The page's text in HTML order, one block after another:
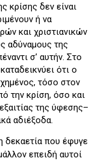
κρίσης δεν είναι
ή να
και χριστιανικών
αδύναμους της
σ’ αυτήν. Στο
καταδεικνύει ότι ο
τόσο στον
την κρίση, όσο και
της ύφεσης–
αδιέξοδα.
δεκαετία που έφυγε
επειδή αυτοί